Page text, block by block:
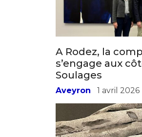
A Rodez, la
s’engage aux
Soulages